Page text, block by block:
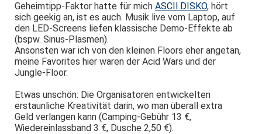
Geheimtipp-Faktor hatte für michASCII.DISKO, hört
sich geekig an, ist es auch. Musik live vom Laptop, auf
den LED-Screens liefen klassische Demo-Effekte ab
(bspw. Sinus-Plasmen).
Ansonsten war ich von den kleinen Floors eher angetan,
meine Favorites hier waren der Acid Wars und der
Jungle-Floor.
Etwas unschön: Die Organisatoren entwickelten
erstaunliche Kreativität darin, wo man überall extra
Geld verlangen kann (Camping-Gebühr 13 €,
Wiedereinlassband 3 €, Dusche 2,50 €).